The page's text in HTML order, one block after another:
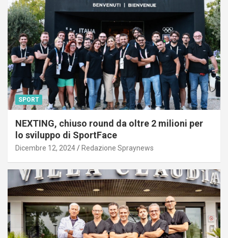
SPORT
NEXTING, chiuso round da oltre 2 milioni per
lo sviluppo di SportFace
Dicembre 12, 2024 Redazione Spraynews